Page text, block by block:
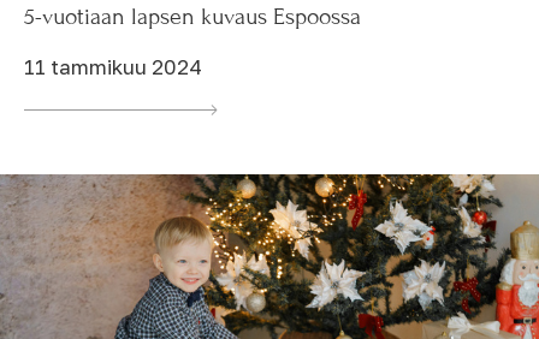
5-vuotiaan lapsen kuvaus Espoossa
11 tammikuu 2024